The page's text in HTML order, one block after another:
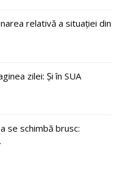
relativă a situației din
zilei: Și în SUA
se schimbă brusc: